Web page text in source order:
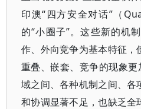
印澳“四方安全对话”（
的“小圈子”。这些新的机
作、外向竞争为基本特征
重叠、嵌套、竞争的现象
域之间、各种机制之间、
和协调显著不足，也缺乏